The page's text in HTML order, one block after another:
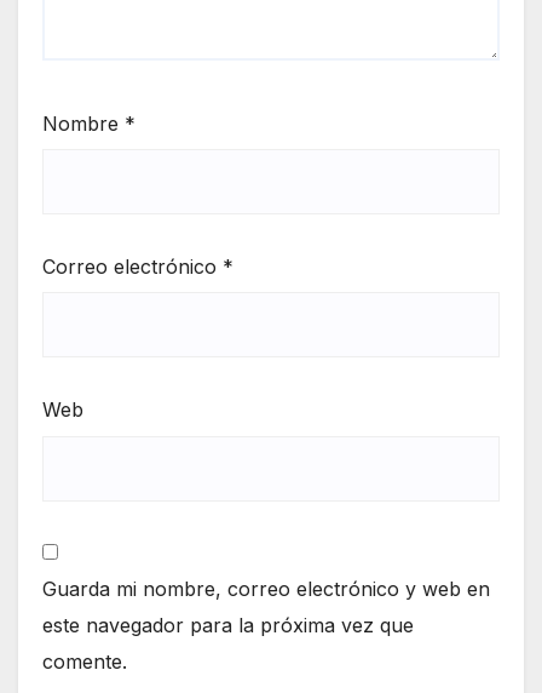
Nombre *
Correo electrónico *
Web
Guarda mi nombre, correo electrónico y web en
este navegador para la próxima vez que
comente.